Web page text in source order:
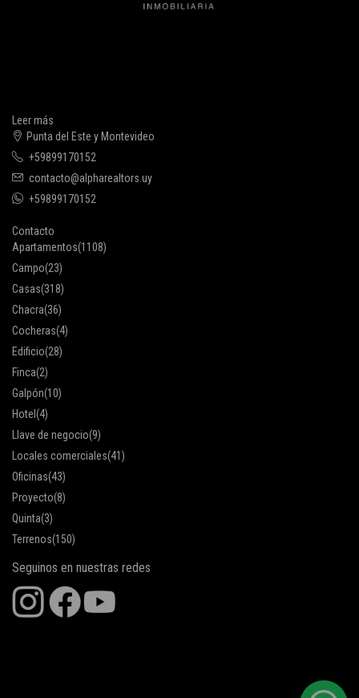
Leer más
Punta del Este y Montevideo
+59899170152
contacto@alpharealtors.uy
+59899170152
Contacto
Apartamentos(1108)
Campo(23)
Casas(318)
Chacra(36)
Cocheras(4)
Edificio(28)
Finca(2)
Galpón(10)
Hotel (4)
Llave de negocio(9)
Locales comerciales(41)
Oficinas(43)
Proyecto(8)
Quinta(3)
Terrenos(150)
Seguinos en nuestras redes